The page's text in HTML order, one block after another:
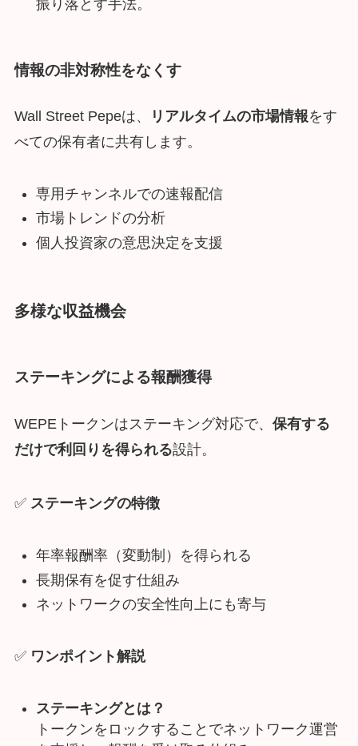
振り落とす手法。
情報の非対称性をなくす
Wall Street Pepeは、 リアルタイムの市場情報をす
べての保有者に共有します。
専用チャンネルでの速報配信
市場トレンドの分析
個人投資家の意思決定を支援
多様な収益機会
ステーキングによる報酬獲得
WEPEトークンはステーキング対応で、 保有する
だけで利回りを得られる設計。
✅ ステーキングの特徴
年率報酬率（変動制）を得られる
長期保有を促す仕組み
ネットワークの安全性向上にも寄与
✅ ワンポイント解説
ステーキングとは？
トークンをロックすることでネットワーク運営